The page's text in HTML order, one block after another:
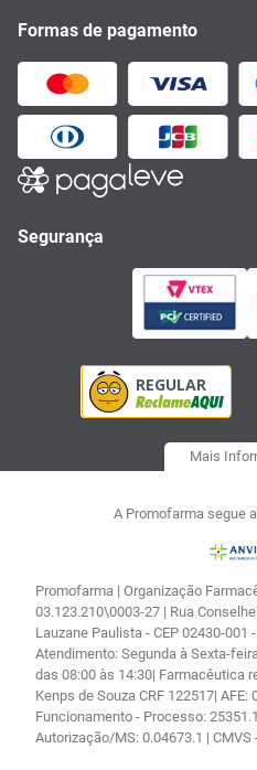
Formas de pagamento
Segurança
Mais
A Promofarma segue
Promofarma | Organização
03.123.210\0003-27 | Rua
Lauzane Paulista - CEP 02430-001
Atendimento: Segunda à Sexta-
das 08:00 às 14:30| Farmacêutica
Kenps de Souza CRF 122517|
Funcionamento - Processo:
Autorização/MS: 0.04673.1 |